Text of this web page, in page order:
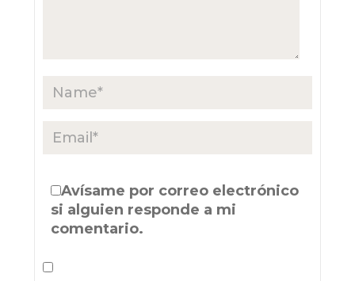
Avísame por correo electrónico
si alguien responde a mi
comentario.